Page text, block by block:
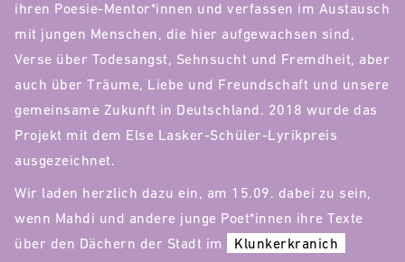
ihren Poesie-Mentor*innen und verfassen im Austausch
mit jungen Menschen, die hier aufgewachsen sind,
Verse über Todesangst, Sehnsucht und Fremdheit, aber
auch über Träume, Liebe und Freundschaft und unsere
gemeinsame Zukunft in Deutschland. 2018 wurde das
Projekt mit dem Else Lasker-Schüler-Lyrikpreis
ausgezeichnet.
Wir laden herzlich dazu ein, am 15.09. dabei zu sein,
wenn Mahdi und andere junge Poet*innen ihre Texte
über den Dächern der Stadt im
Klunkerkranich